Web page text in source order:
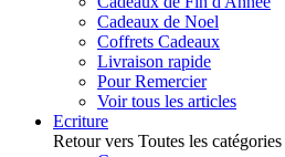
Cadeaux de Noel
Coffrets Cadeaux
Livraison rapide
Pour Remercier
Voir tous les articles
Ecriture
Retour vers Toutes les catégories